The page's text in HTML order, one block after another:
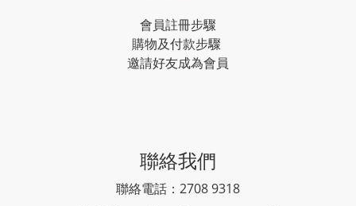
會員註冊步驟
購物及付款步驟
邀請好友成為會員
聯絡我們
聯絡電話：2708 9318